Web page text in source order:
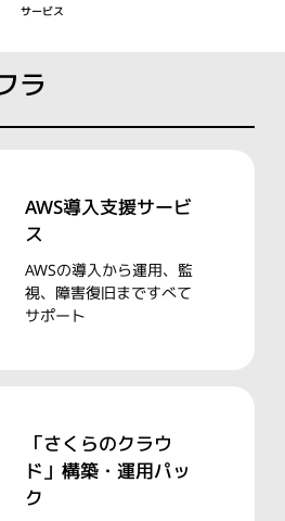
サービス
ラ
AWS導入支援サービ
ス
AWSの導入から運用、監
視、障害復旧まですべて
サポート
「さくらのクラウ
ド」構築・運用パッ
ク